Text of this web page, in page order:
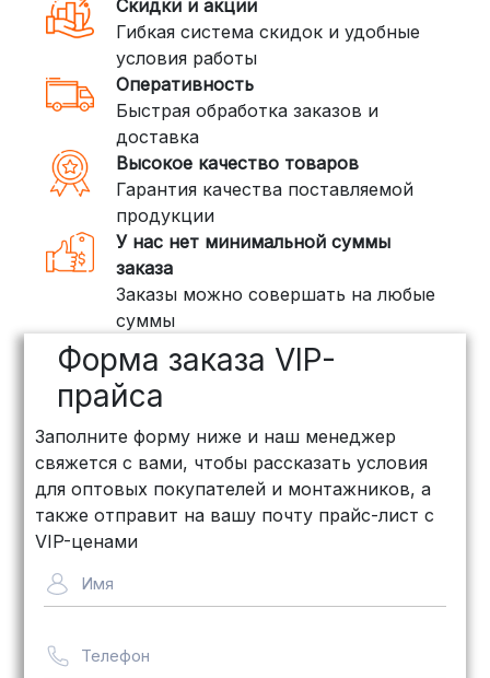
внутри России. Сроки — от 2 дней,
стоимость — от 400 рублей
3. Доставка крупногабаритных грузов
(ПЭК, КИТ, Байкал Сервис)
Если ваш заказ включает большие или
тяжелые товары, мы рекомендуем
воспользоваться услугами компаний,
специализирующихся на доставке
грузов:
ПЭК: Сроки доставки — от 3 до 10
дней, стоимость рассчитывается
индивидуально (минимум
рублей
объемных заказов. Сроки — от 3
дней, стоимость — от500 рублей
Байкал Сервис: Идеально подходит
для крупногабаритных товаров.
рассчитывается индивидуально
Важно! Мы заботимся о том, чтобы
Скидки и акции
Гибкая система скидок и удобные
условия работы
Оперативность
Быстрая обработка заказов и
доставка
Высокое качество товаров
Гарантия качества поставляемой
продукции
У нас нет минимальной суммы
заказа
Заказы можно совершать на любые
суммы
Форма заказа VIP-
прайса
Заполните форму ниже и наш менеджер
свяжется с вами, чтобы рассказать условия
для оптовых покупателей и монтажников, а
также отправит на вашу почту прайс-лист с
VIP-ценами
Имя
Телефон